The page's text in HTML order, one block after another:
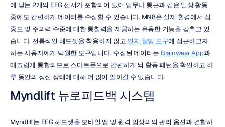
에 닿는 2개의 EEG 센서가 포함되어 있어 업무나 통근과 같은 일상 활동
중에도 간편하게 데이터를 수집할 수 있습니다. MN8은 실제 환경에서 집
중도 및 주의력 수준에 대한 통찰력을 제공하는 유용한 기능을 갖추고 있
습니다. 전통적인 헤드셋을 착용하지 않고 인지 웰빙 도구에 접근하고자
하는 사용자에게 탁월한 도구입니다. 수집된 데이터는 Brainwear App과
매끄럽게 통합되므로 스마트폰으로 간편하게 뇌 활동 패턴을 확인하고 하
루 동안의 정신 상태에 대해 더 많이 알아갈 수 있습니다.
Myndlift 뉴로피드백 시스템
Myndlift는 EEG 헤드셋을 모바일 앱 및 원격 임상의의 관리 옵션과 결합하